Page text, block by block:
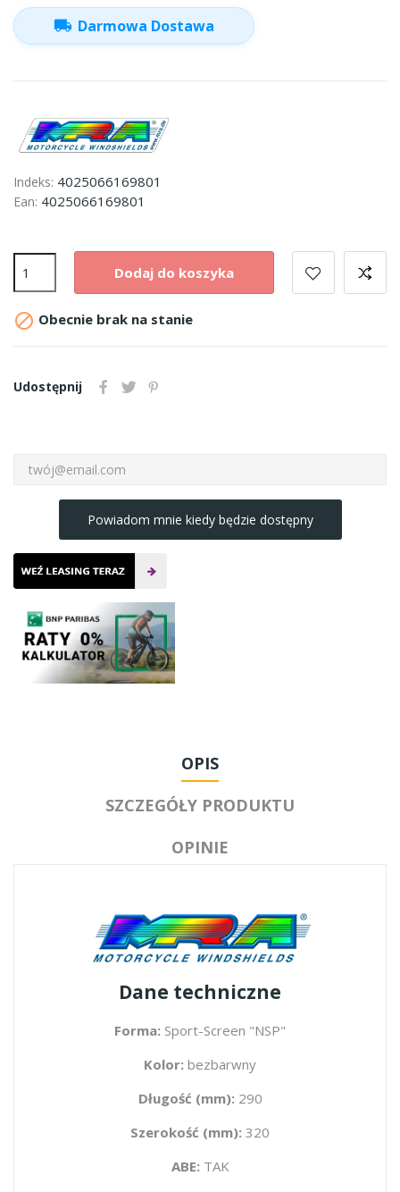
local_shipping Darmowa Dostawa
Indeks: 4025066169801
Ean: 4025066169801
Dodaj do koszyka
 Obecnie brak na stanie
Udostępnij
Powiadom mnie kiedy będzie dostępny
OPIS
SZCZEGÓŁY PRODUKTU
OPINIE
Dane techniczne
Forma: Sport-Screen "NSP"
Kolor: bezbarwny
Długość (mm): 290
Szerokość (mm): 320
ABE: TAK